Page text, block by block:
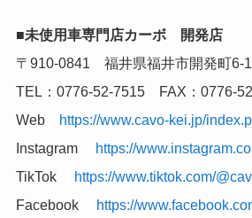
■未使用車専門店カーボ 開発店
〒910-0841 福井県福井市開発町
TEL：0776-52-7515 FAX：0776-
Web
https://www.cavo-kei.jp/
Instagram
https://
TikTok
https://www.tiktok.com/
Facebook
https://